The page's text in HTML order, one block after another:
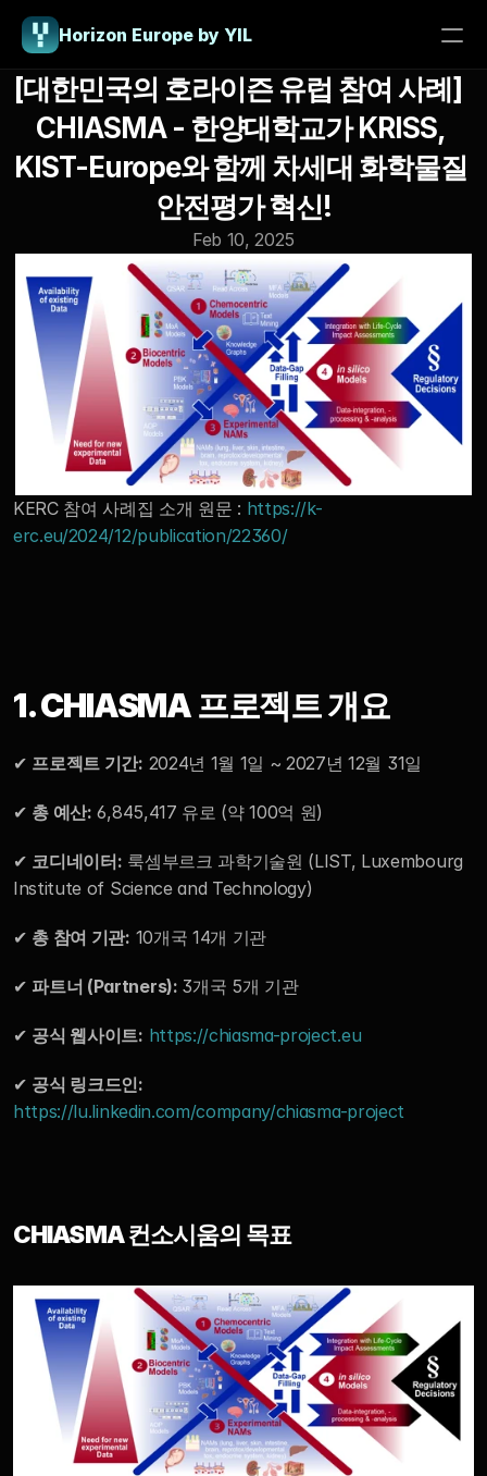
Horizon Europe by YIL
Horizon Europe
26 HE Consulting Program
Blog
About us
Contact us
Design
Publish
Join
Events
Experts
RESOURCES
Docs
About
[대한민국의 호라이즌 유럽 참여 사례]
CHIASMA - 한양대학교가 KRISS,
KIST-Europe와 함께 차세대 화학물질
안전평가 혁신!
Feb 10, 2025
KERC 참여 사례집 소개 원문 : https://k-
erc.eu/2024/12/publication/22360/
1. CHIASMA 프로젝트 개요
✔ 프로젝트 기간: 2024년 1월 1일 ~ 2027년 12월 31일
✔ 총 예산: 6,845,417 유로 (약 100억 원)
✔ 코디네이터: 룩셈부르크 과학기술원 (LIST, Luxembourg
Institute of Science and Technology)
✔ 총 참여 기관: 10개국 14개 기관
✔ 파트너 (Partners): 3개국 5개 기관
✔ 공식 웹사이트: https://chiasma-project.eu
✔ 공식 링크드인:
https://lu.linkedin.com/company/chiasma-project
CHIASMA 컨소시움의 목표